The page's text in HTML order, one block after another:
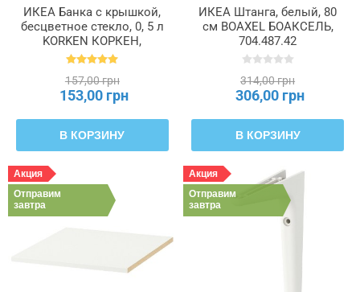
ИКЕА Банка с крышкой,
бесцветное стекло, 0, 5 л
KORKEN КОРКЕН,
702.135.45
157,00 грн
153,00 грн
В КОРЗИНУ
ИКЕА Штанга, белый, 80
см BOAXEL БОАКСЕЛЬ,
704.487.42
314,00 грн
306,00 грн
В КОРЗИНУ
Акция
Отправим
завтра
Акция
Отправим
завтра